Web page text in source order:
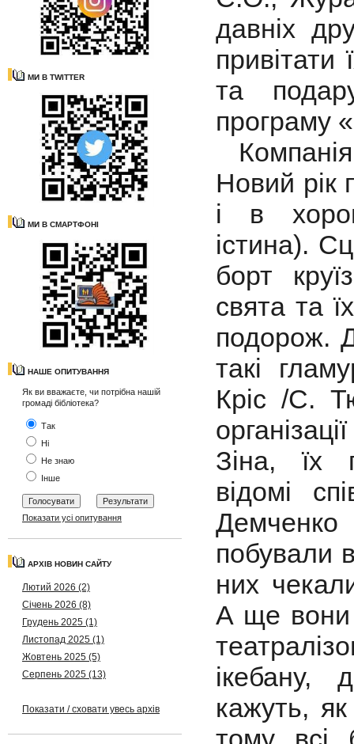
МИ В TWITTER
МИ В СМАРТФОНІ
НАШЕ ОПИТУВАННЯ
Як ви вважаєте, чи потрібна нашій
громаді бібліотека?
Так
Ні
Не знаю
Інше
Показати усі опитування
АРХІВ НОВИН САЙТУ
Лютий 2026 (2)
Січень 2026 (8)
Грудень 2025 (1)
Листопад 2025 (1)
Жовтень 2025 (5)
Серпень 2025 (13)
Показати / сховати увесь архів
давніх
та
програму
Компанія
Новий рік
і в
істина).
борт
свята та
подорож.
такі
Кріс /С.
Зіна, їх
відомі
побували
них
А ще вони
ікебану,
кажуть,